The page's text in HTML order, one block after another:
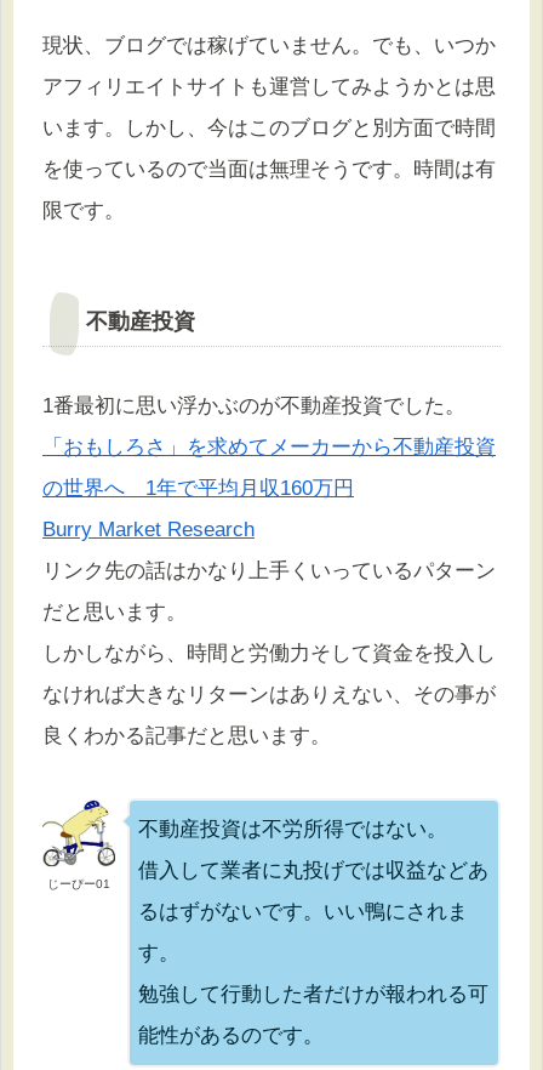
現状、ブログでは稼げていません。でも、いつか
アフィリエイトサイトも運営してみようかとは思
います。しかし、今はこのブログと別方面で時間
を使っているので当面は無理そうです。時間は有
限です。
不動産投資
1番最初に思い浮かぶのが不動産投資でした。
「おもしろさ」を求めてメーカーから不動産投資
の世界へ 1年で平均月収160万円
Burry Market Research
リンク先の話はかなり上手くいっているパターン
だと思います。
しかしながら、時間と労働力そして資金を投入し
なければ大きなリターンはありえない、その事が
良くわかる記事だと思います。
じーぴー01
不動産投資は不労所得ではない。
借入して業者に丸投げでは収益などあ
るはずがないです。いい鴨にされま
す。
勉強して行動した者だけが報われる可
能性があるのです。